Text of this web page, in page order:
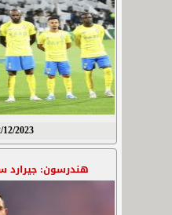
22/12/2023 -
هندرسون: جيرارد